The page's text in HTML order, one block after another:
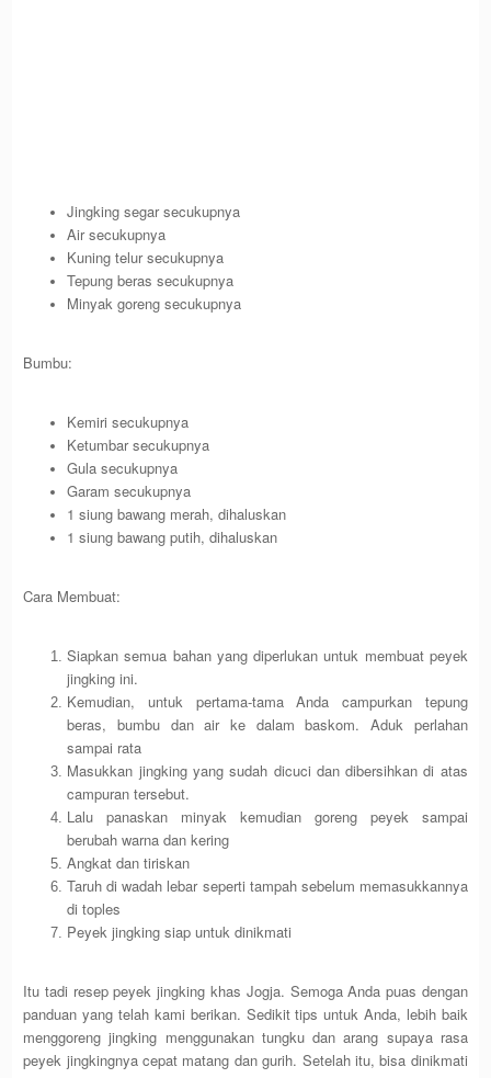
Jingking segar secukupnya
Air secukupnya
Kuning telur secukupnya
Tepung beras secukupnya
Minyak goreng secukupnya
Bumbu:
Kemiri secukupnya
Ketumbar secukupnya
Gula secukupnya
Garam secukupnya
1 siung bawang merah, dihaluskan
1 siung bawang putih, dihaluskan
Cara Membuat:
Siapkan semua bahan yang diperlukan untuk membuat peyek
jingking ini.
Kemudian, untuk pertama-tama Anda campurkan tepung
beras, bumbu dan air ke dalam baskom. Aduk perlahan
sampai rata
Masukkan jingking yang sudah dicuci dan dibersihkan di atas
campuran tersebut.
Lalu panaskan minyak kemudian goreng peyek sampai
berubah warna dan kering
Angkat dan tiriskan
Taruh di wadah lebar seperti tampah sebelum memasukkannya
di toples
Peyek jingking siap untuk dinikmati
Itu tadi resep peyek jingking khas Jogja. Semoga Anda puas dengan
panduan yang telah kami berikan. Sedikit tips untuk Anda, lebih baik
menggoreng jingking menggunakan tungku dan arang supaya rasa
peyek jingkingnya cepat matang dan gurih. Setelah itu, bisa dinikmati